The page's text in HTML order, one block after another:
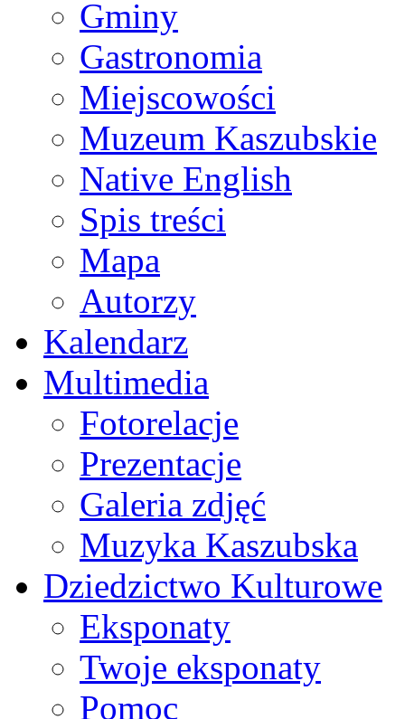
Gminy
Gastronomia
Miejscowości
Muzeum Kaszubskie
Native English
Spis treści
Mapa
Autorzy
Kalendarz
Multimedia
Fotorelacje
Prezentacje
Galeria zdjęć
Muzyka Kaszubska
Dziedzictwo Kulturowe
Eksponaty
Twoje eksponaty
Pomoc